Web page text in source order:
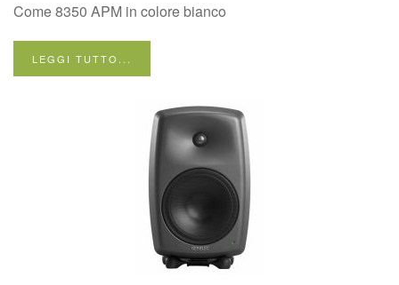
Come 8350 APM in colore bianco
LEGGI TUTTO...